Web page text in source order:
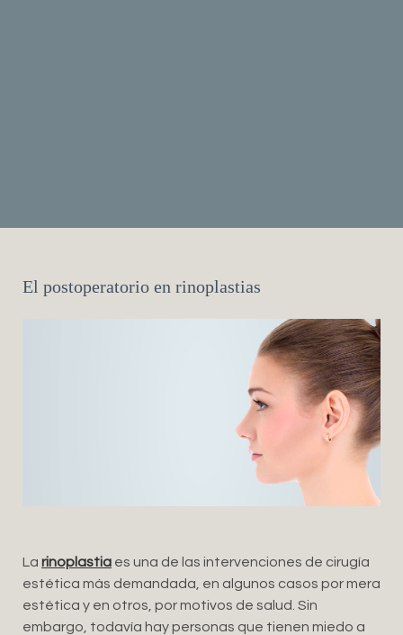
El postoperatorio en rinoplastias
La rinoplastia es una de las intervenciones de cirugía
estética más demandada, en algunos casos por mera
estética y en otros, por motivos de salud. Sin
embargo, todavía hay personas que tienen miedo a